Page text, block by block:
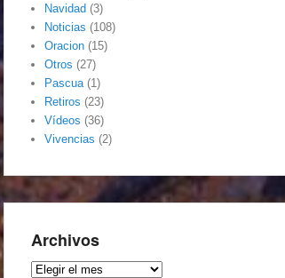
Navidad (3)
Noticias (108)
Oracion (15)
Otros (27)
Pascua(1)
Retiros (23)
Vídeos (36)
Vivencias (2)
Archivos
Archivos